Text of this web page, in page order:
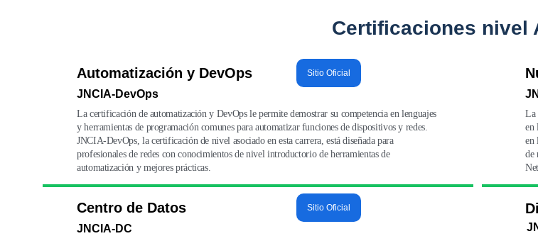
Automatización y DevOps
JNCIA-DevOps
La certificación de automatización y DevOps le permite demostrar su competencia en lenguajes
y herramientas de programación comunes para automatizar funciones de dispositivos y redes.
JNCIA-DevOps, la certificación de nivel asociado en esta carrera, está diseñada para
profesionales de redes con conocimientos de nivel introductorio de herramientas de
automatización y mejores prácticas.
Certificaciones nivel
Sitio Oficial
La
en
en
de
JNCIA-DC
Sitio Oficial
Centro de Datos